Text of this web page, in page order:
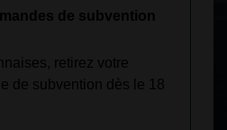
de subvention
retirez votre
de subvention dès le 18